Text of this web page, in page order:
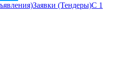
Заявки (Тендеры)С 1